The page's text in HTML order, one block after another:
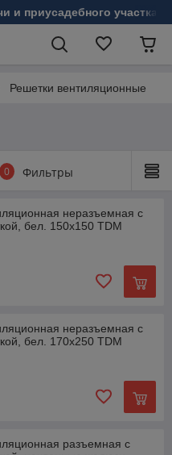
и приусадебного участка!
Решетки вентиляционные
0 Фильтры
неразъемная с
бел. 150х150 TDM
неразъемная с
бел. 170х250 TDM
разъемная с